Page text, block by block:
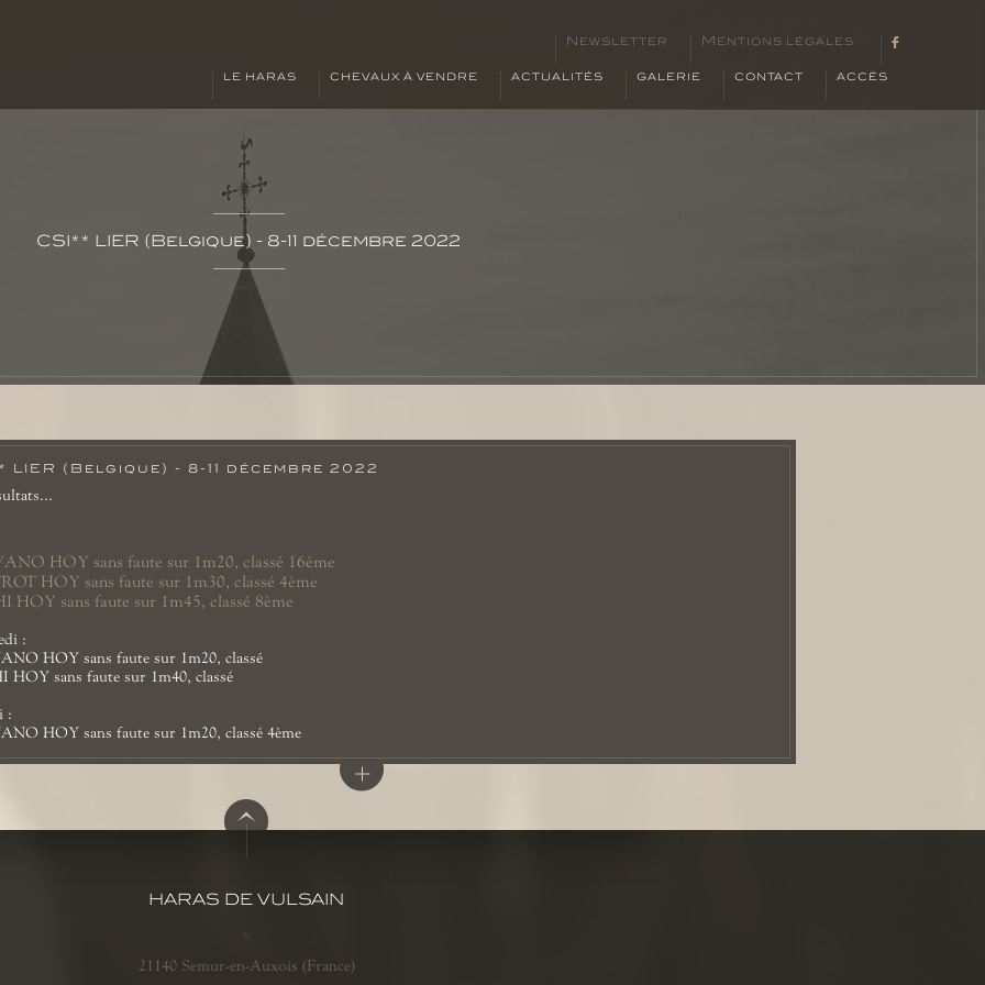
NEWSLETTER MENTIONS LÉGALES
LE HARAS CHEVAUX À VENDRE ACTUALITÉS GALERIE CONTACT ACCÈS
CSI** LIER (Belgique) - 8-11 décembre 2022
LIER (Belgique) - 8-11 décembre 2022
HOY sans faute sur 1m20, classé 16ème
HOY sans faute sur 1m30, classé 4ème
HOY sans faute sur 1m45, classé 8ème
:
HOY sans faute sur 1m20, classé
HOY sans faute sur 1m40, classé
:
HOY sans faute sur 1m20, classé 4ème
HARAS DE VULSAIN
21140 Semur-en-Auxois (France)